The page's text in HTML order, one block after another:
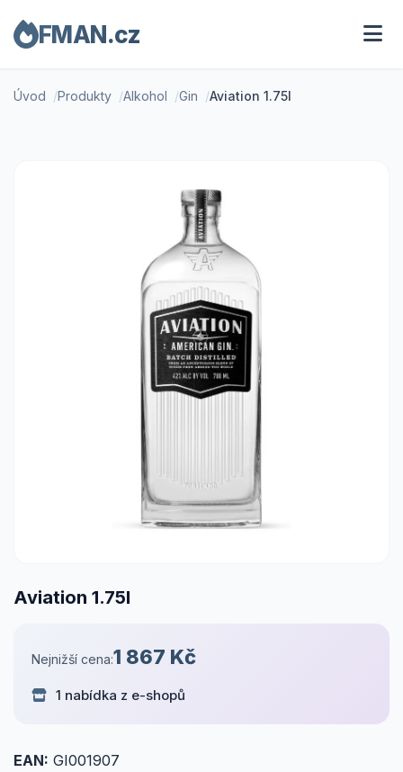
FMAN.cz
Úvod Produkty Alkohol Gin Aviation 1.75l
Aviation 1.75l
Nejnižší cena:1 867 Kč
1 nabídka z e-shopů
EAN: GI001907